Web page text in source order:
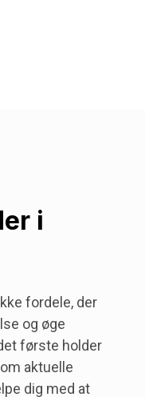
i
fordele, der
og øge
første holder
aktuelle
dig med at